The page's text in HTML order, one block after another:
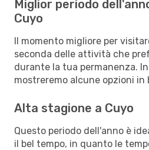
Miglior periodo
Cuyo
Il momento migliore per
seconda delle attività che
durante la tua permanenza.
mostreremo alcune opzioni in
Alta stagione a Cuyo
Questo periodo dell'anno è
il bel tempo, in quanto le